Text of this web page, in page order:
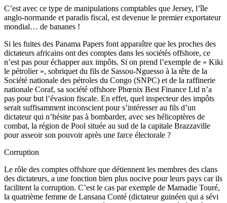
C’est avec ce type de manipulations comptables que Jersey, l’île
anglo-normande et paradis fiscal, est devenue le premier exportateur
mondial… de bananes !
Si les fuites des Panama Papers font apparaître que les proches des
dictateurs africains ont des comptes dans les sociétés offshore, ce
n’est pas pour échapper aux impôts. Si on prend l’exemple de « Kiki
le pétrolier », sobriquet du fils de Sassou-Nguesso à la tête de la
Société nationale des pétroles du Congo (SNPC) et de la raffinerie
nationale Coraf, sa société offshore Phœnix Best Finance Ltd n’a
pas pour but l’évasion fiscale. En effet, quel inspecteur des impôts
serait suffisamment inconscient pour s’intéresser au fils d’un
dictateur qui n’hésite pas à bombarder, avec ses hélicoptères de
combat, la région de Pool située au sud de la capitale Brazzaville
pour asseoir son pouvoir après une farce électorale ?
Corruption
Le rôle des comptes offshore que détiennent les membres des clans
des dictateurs, a une fonction bien plus nocive pour leurs pays car ils
facilitent la corruption. C’est le cas par exemple de Mamadie Touré,
la quatrième femme de Lansana Conté (dictateur guinéen qui a sévi